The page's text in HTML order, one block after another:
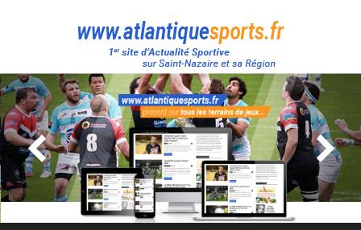
Atlantique
Sport